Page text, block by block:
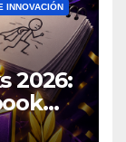
INNOVACIÓN
2026: